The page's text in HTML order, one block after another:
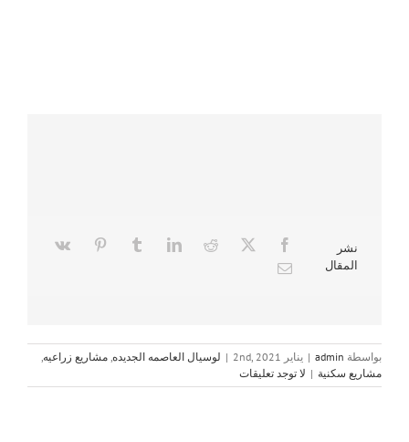
نشر
المقال
بواسطة admin
| يناير 2nd, 2021 | لوسيال العاصمه الجديده, مشاريع زراعيه,
مشاريع سكنية | لا توجد تعليقات